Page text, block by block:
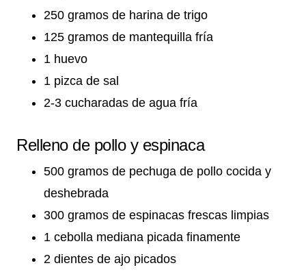
250 gramos de harina de trigo
125 gramos de mantequilla fría
1 huevo
1 pizca de sal
2-3 cucharadas de agua fría
Relleno de pollo y espinaca
500 gramos de pechuga de pollo cocida y
deshebrada
300 gramos de espinacas frescas limpias
1 cebolla mediana picada finamente
2 dientes de ajo picados